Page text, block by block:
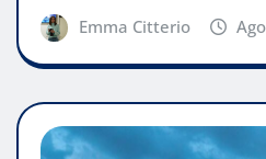
Emma Citterio